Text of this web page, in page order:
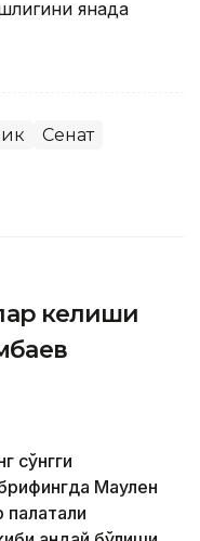
янада
Сенат
келиши
сўнгги
Маулен